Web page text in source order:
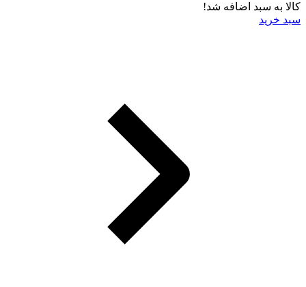
کالا به سبد اضافه شد!
سبد خرید